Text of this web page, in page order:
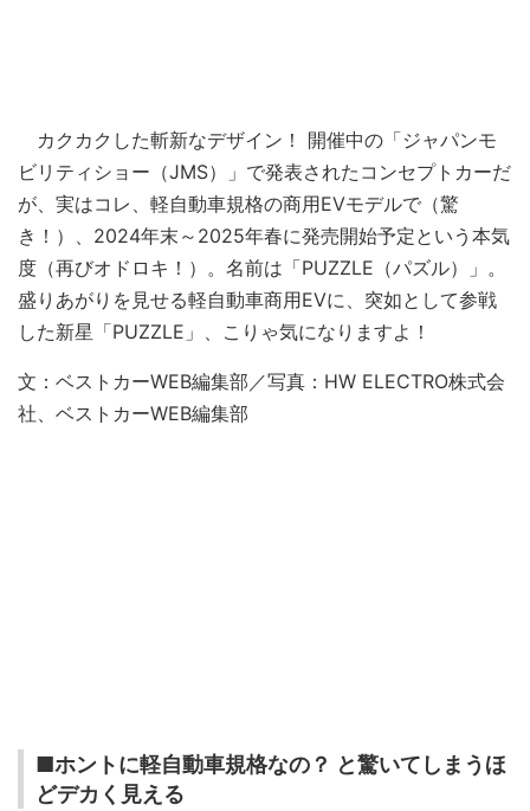
カクカクした斬新なデザイン！ 開催中の「ジャパンモ
ビリティショー（JMS）」で発表されたコンセプトカーだ
が、実はコレ、軽自動車規格の商用EVモデルで（驚
き！）、2024年末～2025年春に発売開始予定という本気
度（再びオドロキ！）。名前は「PUZZLE（パズル）」。
盛りあがりを見せる軽自動車商用EVに、突如として参戦
した新星「PUZZLE」、こりゃ気になりますよ！
文：ベストカーWEB編集部／写真：HW ELECTRO株式会
社、ベストカーWEB編集部
■ホントに軽自動車規格なの？ と驚いてしまうほ
どデカく見える